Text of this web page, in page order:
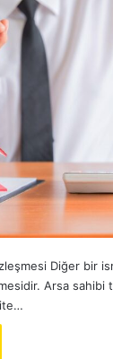
Diğer bir
Arsa sahibi